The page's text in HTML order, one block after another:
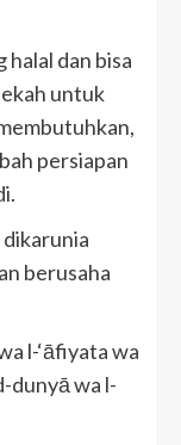
halal dan bisa
untuk
persiapan
dikarunia
berusaha
l-‘āfiyata wa
dunyā wa l-